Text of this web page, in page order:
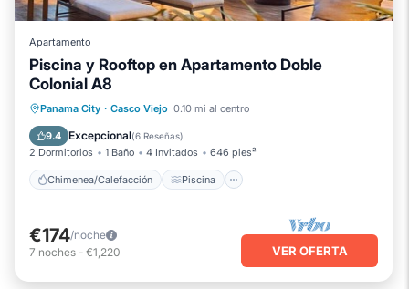
Apartamento
Piscina y Rooftop en Apartamento Doble
Colonial A8
Panama City · Casco Viejo 0.10 mi al centro
9.4 Excepcional(6 Reseñas)
2 Dormitorios 1 Baño 4 Invitados 646 pies²
Chimenea/Calefacción Piscina
Chimenea/Calefacción
Piscina
Balcón/Terraza
€174/noche
7 noches - €1,220 VER OFERTA